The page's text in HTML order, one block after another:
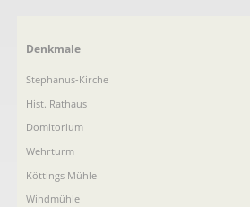
Navigation
Denkmale
Stephanus-Kirche
Hist. Rathaus
Domitorium
Wehrturm
Köttings Mühle
Windmühle